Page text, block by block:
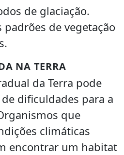
de glaciação.
padrões de vegetação
NA TERRA
da Terra pode
dificuldades para a
que
climáticas
encontrar um habitat